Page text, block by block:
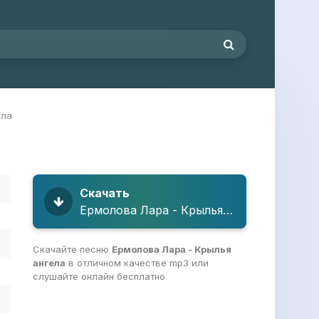
Скачать
Ермолова Лара - Крылья ангела
Скачайте песню Ермолова Лара - Крылья
ангела в отличном качестве mp3 или
слушайте онлайн бесплатно